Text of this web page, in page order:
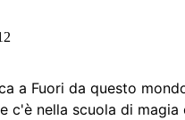
a Fuori da questo
c'è nella scuola di magia